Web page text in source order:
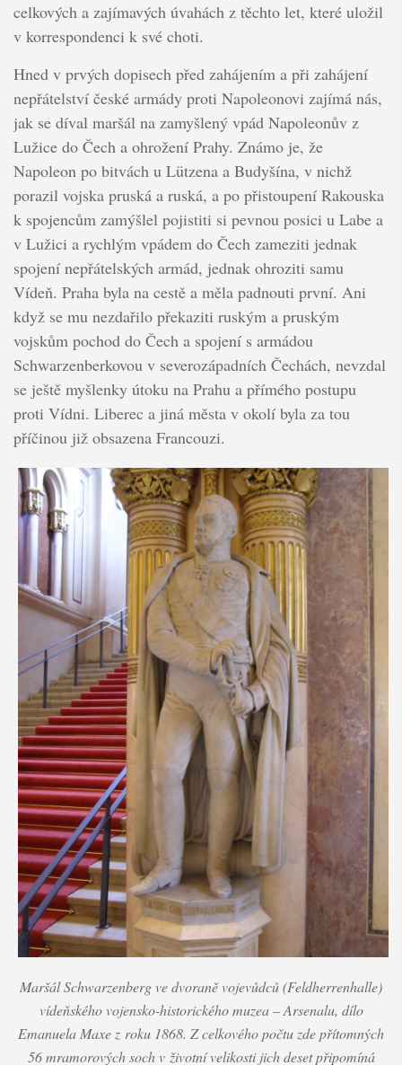
celkových a zajímavých úvahách z těchto let, které uložil
v korrespondenci k své choti.
Hned v prvých dopisech před zahájením a při zahájení
nepřátelství české armády proti Napoleonovi zajímá nás,
jak se díval maršál na zamyšlený vpád Napoleonův z
Lužice do Čech a ohrožení Prahy. Známo je, že
Napoleon po bitvách u Lützena a Budyšína, v nichž
porazil vojska pruská a ruská, a po přistoupení Rakouska
k spojencům zamýšlel pojistiti si pevnou posici u Labe a
v Lužici a rychlým vpádem do Čech zameziti jednak
spojení nepřátelských armád, jednak ohroziti samu
Vídeň. Praha byla na cestě a měla padnouti první. Ani
když se mu nezdařilo překaziti ruským a pruským
vojskům pochod do Čech a spojení s armádou
Schwarzenberkovou v severozápadních Čechách, nevzdal
se ještě myšlenky útoku na Prahu a přímého postupu
proti Vídni. Liberec a jiná města v okolí byla za tou
příčinou již obsazena Francouzi.
Maršál Schwarzenberg ve dvoraně vojevůdců (Feldherrenhalle)
vídeňského vojensko-historického muzea – Arsenalu, dílo
Emanuela Maxe z roku 1868. Z celkového počtu zde přítomných
56 mramorových soch v životní velikosti jich deset připomíná